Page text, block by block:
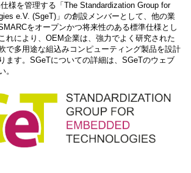
様を管理する「The Standardization Group for
e.V. (SgeT)」の創設メンバーとして、他の業
をオープンかつ将来性のある標準仕様とし
れにより、OEM企業は、強力でよく研究された
で多用途な組込みコンピューティング製品を設計
ます。SGeTについての詳細は、SGeTのウェブ
。